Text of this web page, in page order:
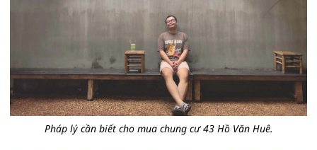
Pháp lý cần biết cho mua chung cư 43 Hồ Văn Huê.